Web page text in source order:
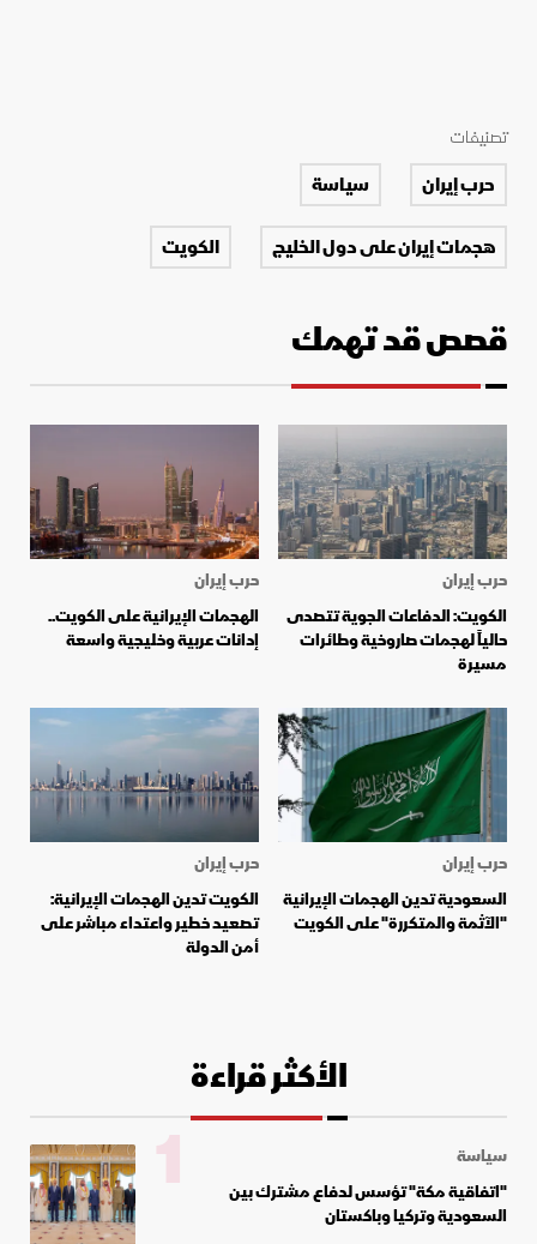
تصنيفات
حرب إيران
سياسة
هجمات إيران على دول الخليج
الكويت
قصص قد تهمك
حرب إيران
الكويت: الدفاعات الجوية تتصدى
حالياً لهجمات صاروخية وطائرات
مسيرة
حرب إيران
الهجمات الإيرانية على الكويت..
إدانات عربية وخليجية واسعة
حرب إيران
السعودية تدين الهجمات الإيرانية
"الآثمة والمتكررة" على الكويت
حرب إيران
الكويت تدين الهجمات الإيرانية:
تصعيد خطير واعتداء مباشر على
أمن الدولة
الأكثر قراءة
سياسة
"اتفاقية مكة" تؤسس لدفاع مشترك بين
السعودية وتركيا وباكستان
1